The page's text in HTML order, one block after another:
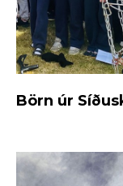
Börn úr